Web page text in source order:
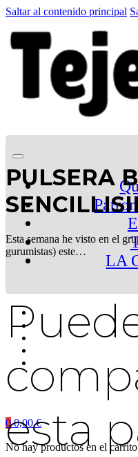
Saltar al contenido principal
LA
0 0,00€
No hay productos en el
PULSERA
Esta semana he visto en el
gurumistas) este…
esta